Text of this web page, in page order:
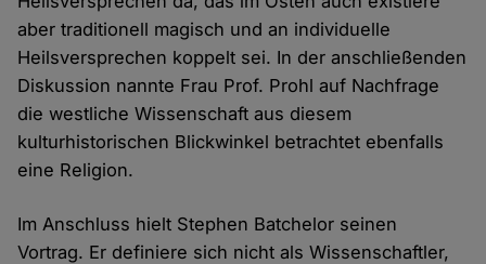
aber traditionell magisch und an individuelle
Heilsversprechen koppelt sei. In der anschließenden
Diskussion nannte Frau Prof. Prohl auf Nachfrage
die westliche Wissenschaft aus diesem
kulturhistorischen Blickwinkel betrachtet ebenfalls
eine Religion.
Im Anschluss hielt Stephen Batchelor seinen
Vortrag. Er definiere sich nicht als Wissenschaftler,